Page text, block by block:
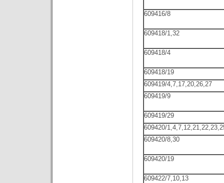
609416/8
609418/1,32
609418/4
609418/19
609419/4,7,17,20,26,27
609419/9
609419/29
609420/
609420/8,30
609420/19
609422/7,10,13